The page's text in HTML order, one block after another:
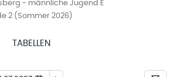
- männliche Jugend E
2 (Sommer 2026)
TABELLEN